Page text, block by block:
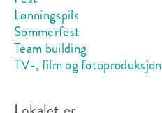
Lønningspils
Sommerfest
Team building
TV-, film og fotoproduksjon